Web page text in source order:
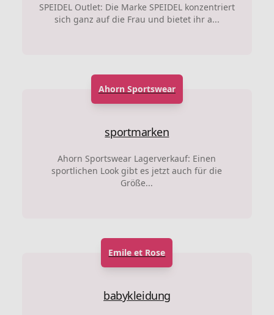
SPEIDEL Outlet: Die Marke SPEIDEL konzentriert
sich ganz auf die Frau und bietet ihr a...
Ahorn Sportswear
sportmarken
Ahorn Sportswear Lagerverkauf: Einen
sportlichen Look gibt es jetzt auch für die
Größe...
Emile et Rose
babykleidung